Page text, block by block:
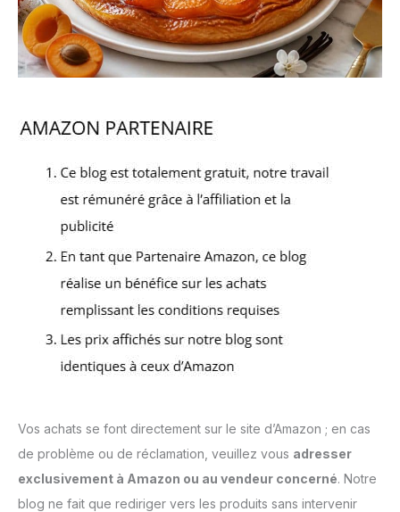
Vos achats se font directement sur le site d’Amazon ; en cas
de problème ou de réclamation, veuillez vous adresser
exclusivement à Amazon ou au vendeur concerné. Notre
blog ne fait que rediriger vers les produits sans intervenir